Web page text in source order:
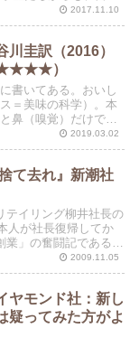
2017.11.10
圭訳（2016）
）
書いてある。おいし
＝美味の科学）。本
鼻（嗅覚）だけで決
が思ってい...2019.03.02
て去れ』新潮社
テイリング柳井社長の
人が社長復帰してか
」の奮闘記である。
2009.11.05
ヤモンド社：新し
疑ってみた方がよ